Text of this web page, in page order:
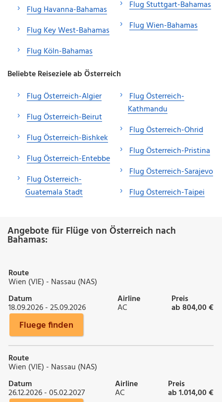
Flug Havanna-Bahamas
Flug Key West-Bahamas
Flug Köln-Bahamas
Flug Stuttgart-Bahamas
Flug Wien-Bahamas
Beliebte Reiseziele ab Österreich
Flug Österreich-Algier
Flug Österreich-Beirut
Flug Österreich-Bishkek
Flug Österreich-Entebbe
Flug Österreich-
Guatemala Stadt
Flug Österreich-
Kathmandu
Flug Österreich-Ohrid
Flug Österreich-Pristina
Flug Österreich-Sarajevo
Flug Österreich-Taipei
Angebote für Flüge von Österreich nach
Bahamas:
Route
Wien (VIE) - Nassau (NAS)
Datum
18.09.2026 - 25.09.2026
Airline
AC
Preis
ab 804,00 €
Fluege finden
Route
Wien (VIE) - Nassau (NAS)
Datum
26.12.2026 - 05.02.2027
Airline
AC
Preis
ab 1.014,00 €